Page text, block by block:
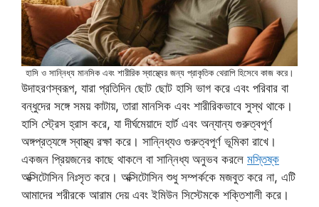
হাসি ও সান্নিধ্য মানসিক এবং শারীরিক স্বাস্থ্যের জন্য প্রাকৃতিক থেরাপি হিসেবে কাজ করে।
উদাহরণস্বরূপ, যারা প্রতিদিন ছোট ছোট হাসি ভাগ করে এবং পরিবার বা
বন্ধুদের সঙ্গে সময় কাটায়, তারা মানসিক এবং শারীরিকভাবে সুস্থ থাকে।
হাসি স্ট্রেস হ্রাস করে, যা দীর্ঘমেয়াদে হার্ট এবং অন্যান্য গুরুত্বপূর্ণ
অঙ্গপ্রত্যঙ্গে স্বাস্থ্য রক্ষা করে। সান্নিধ্যও গুরুত্বপূর্ণ ভূমিকা রাখে।
একজন প্রিয়জনের কাছে থাকলে বা সান্নিধ্য অনুভব করলে মস্তিষ্ক
অক্সিটোসিন নিঃসৃত করে। অক্সিটোসিন শুধু সম্পর্ককে মজবুত করে না, এটি
আমাদের শরীরকে আরাম দেয় এবং ইমিউন সিস্টেমকে শক্তিশালী করে।